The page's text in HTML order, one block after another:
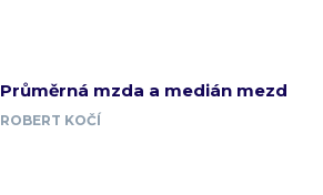
Průměrná mzda a medián mezd
ROBERT KOČÍ